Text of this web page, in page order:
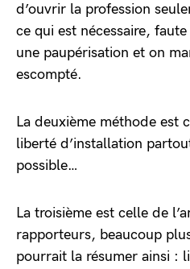
d’ouvrir la profession
ce qui est nécessaire,
une paupérisation et on
escompté.
La deuxième méthode est
liberté d’installation
possible…
La troisième est celle de
rapporteurs, beaucoup
pourrait la résumer ainsi :